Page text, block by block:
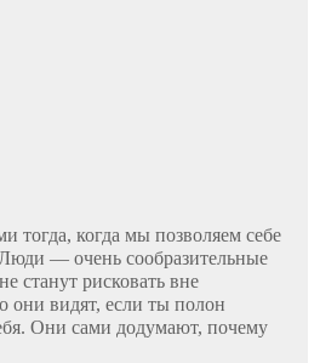
тогда, когда мы позволяем себе
— очень сообразительные
станут рисковать вне
они видят, если ты полон
Они сами додумают, почему